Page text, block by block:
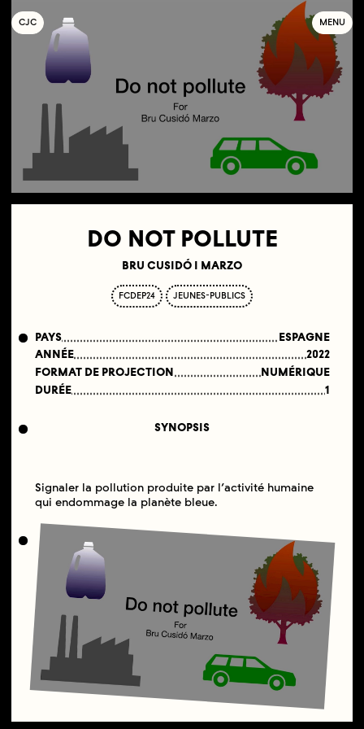
COLLECTIF
JEUNE
C INÉMA MENU
DO NOT POLLUTE
BRU CUSIDÓ I MARZO
FCDEP24 JEUNES-PUBLICS
PAYS
ESPAGNE
ANNÉE
2022
FORMAT DE PROJECTION
NUMÉRIQUE
DURÉE
1
SYNOPSIS
Signaler la pollution produite par l’activité humaine
qui endommage la planète bleue.